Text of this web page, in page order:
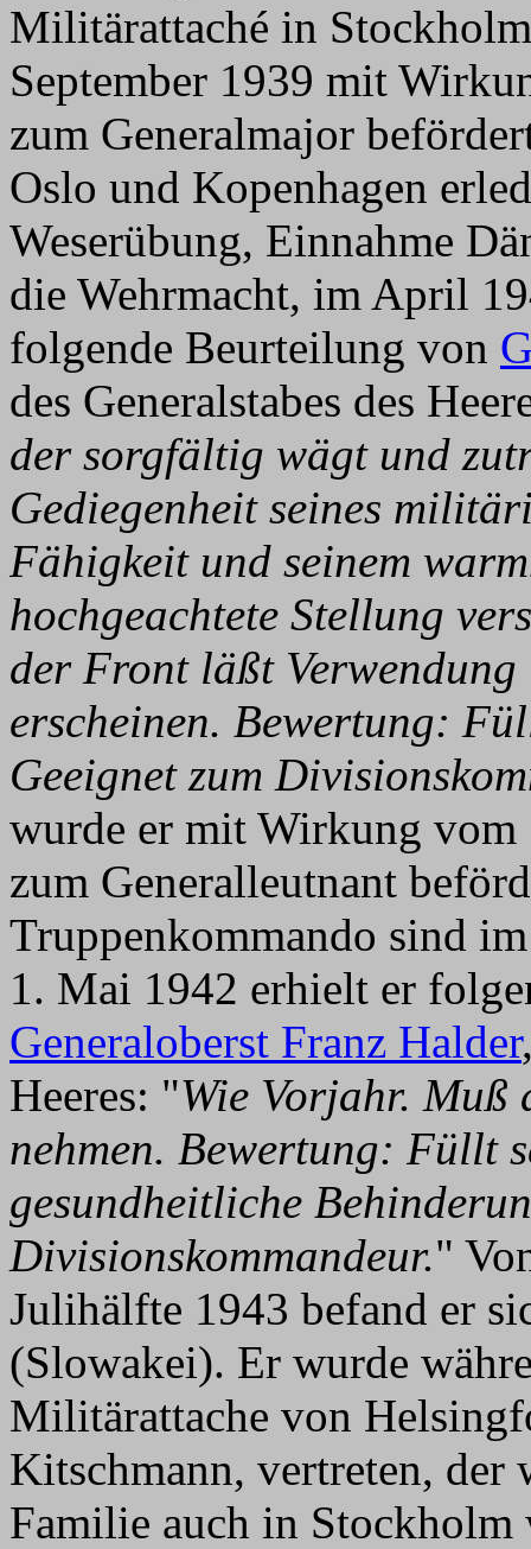
Militärattaché in
September 1939 mit
zum Generalmajor
Oslo und Kopenhagen
Weserübung, Einnahme
die Wehrmacht, im April
folgende Beurteilung von
des Generalstabes des
der sorgfältig wägt und
Gediegenheit seines
Fähigkeit und seinem
hochgeachtete Stellung
der Front läßt
erscheinen. Bewertung:
Geeignet zum
wurde er mit Wirkung vom
zum Generalleutnant
Truppenkommando sind
1. Mai 1942 erhielt er
Generaloberst Franz Halder
Heeres: "Wie Vorjahr. Muß
nehmen. Bewertung: Füllt
gesundheitliche
Divisionskommandeur."
Julihälfte 1943 befand er
(Slowakei). Er wurde
Militärattache von
Kitschmann, vertreten, der
Familie auch in